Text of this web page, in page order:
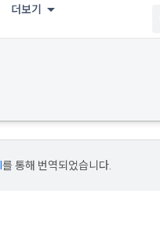
더보기
를 통해 번역되었습니다.